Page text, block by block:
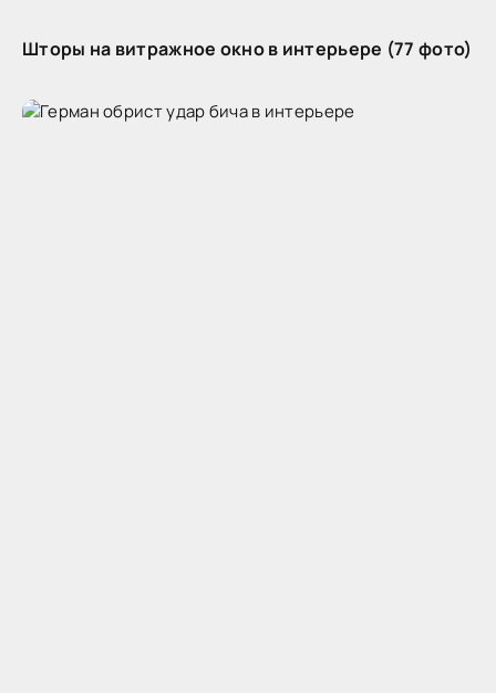
Шторы на витражное окно в интерьере (77 фото)